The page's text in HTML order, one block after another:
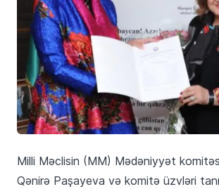
Milli Məclisin (MM) Mədəniyyət
Qənirə Paşayeva və komitə üzvləri